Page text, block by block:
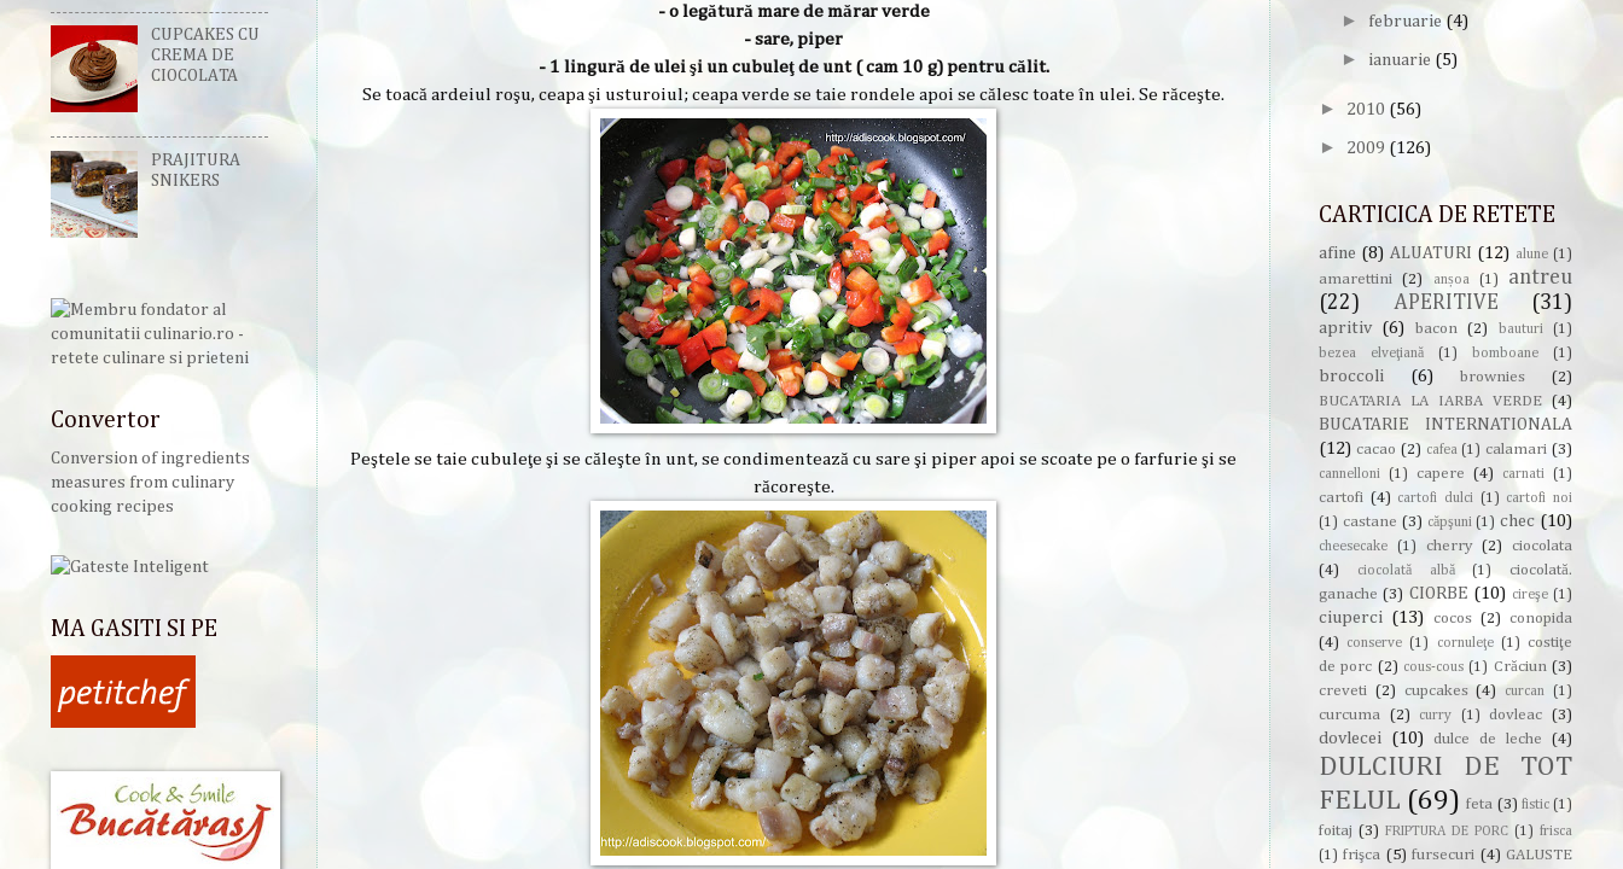
- o legătură mare de mărar verde
- sare, piper
- 1 lingură de ulei şi un cubuleţ de unt ( cam 10 g) pentru călit.
Se toacă ardeiul roşu, ceapa şi usturoiul; ceapa verde se taie rondele apoi se călesc toate în ulei. Se răceşte.
Peştele se taie cubuleţe şi se căleşte în unt, se condimentează cu sare şi piper apoi se scoate pe o farfurie şi se
răcoreşte.
CUPCAKES CU
CREMA DE
CIOCOLATA
PRAJITURA
SNIKERS
Convertor
Conversion of ingredients
measures from culinary
cooking recipes
MA GASITI SI PE
► februarie(4)
► ianuarie (5)
► 2010 (56)
► 2009 (126)
CARTICICA DE RETETE
afine (8) ALUATURI (12) alune (1)
amarettini (2) anșoa (1)
antreu
(22)
APERITIVE (31)
apritiv (6) bacon (2) bauturi
(1)
bezea elveţiană
(1) bomboane (1)
broccoli (6) brownies
(2)
BUCATARIA LA IARBA VERDE
(4)
BUCATARIE INTERNATIONALA
(12) cacao (2) cafea (1) calamari (3)
cannelloni (1) capere (4) carnati (1)
cartofi (4) cartofi dulci (1) cartofi noi
(1) castane (3) căpşuni (1) chec (10)
cheesecake (1) cherry (2)
ciocolata
(4)
ciocolată albă (1)
ciocolată.
ganache (3) CIORBE (10) cireşe (1)
ciuperci (13) cocos (2)
conopida
(4)
conserve (1) cornuleţe (1)
costiţe
de porc (2) cous-cous (1) Crăciun (3)
creveti (2) cupcakes (4) curcan (1)
curcuma (2) curry (1) dovleac (3)
dovlecei (10) dulce de leche (4)
DULCIURI DE TOT
FELUL (69) feta (3) fistic (1)
foitaj (3) FRIPTURA DE PORC (1) frisca
(1) frişca (5) fursecuri (4) GALUSTE